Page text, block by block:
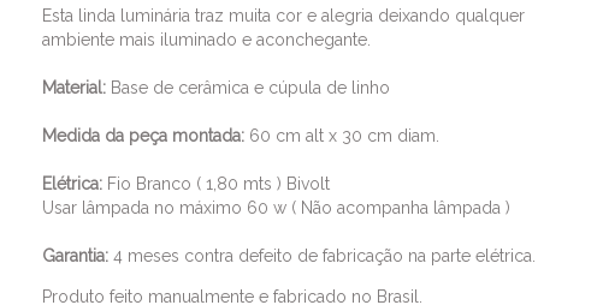
Esta linda luminária traz muita cor e alegria deixando qualquer
ambiente mais iluminado e aconchegante.
Material: Base de cerâmica e cúpula de linho
Medida da peça montada: 60 cm alt x 30 cm diam.
Elétrica: Fio Branco ( 1,80 mts ) Bivolt
Usar lâmpada no máximo 60 w ( Não acompanha lâmpada )
Garantia: 4 meses contra defeito de fabricação na parte elétrica.
Produto feito manualmente e fabricado no Brasil.